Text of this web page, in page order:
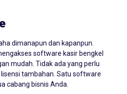
dimanapun dan kapanpun.
software kasir bengkel
mudah. Tidak ada yang perlu
tambahan. Satu software
cabang bisnis Anda.